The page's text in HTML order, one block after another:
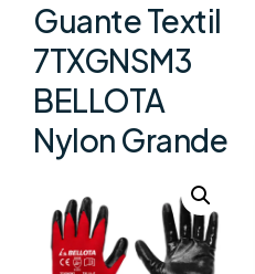
Guante Textil
7TXGNSM3
BELLOTA
Nylon Grande